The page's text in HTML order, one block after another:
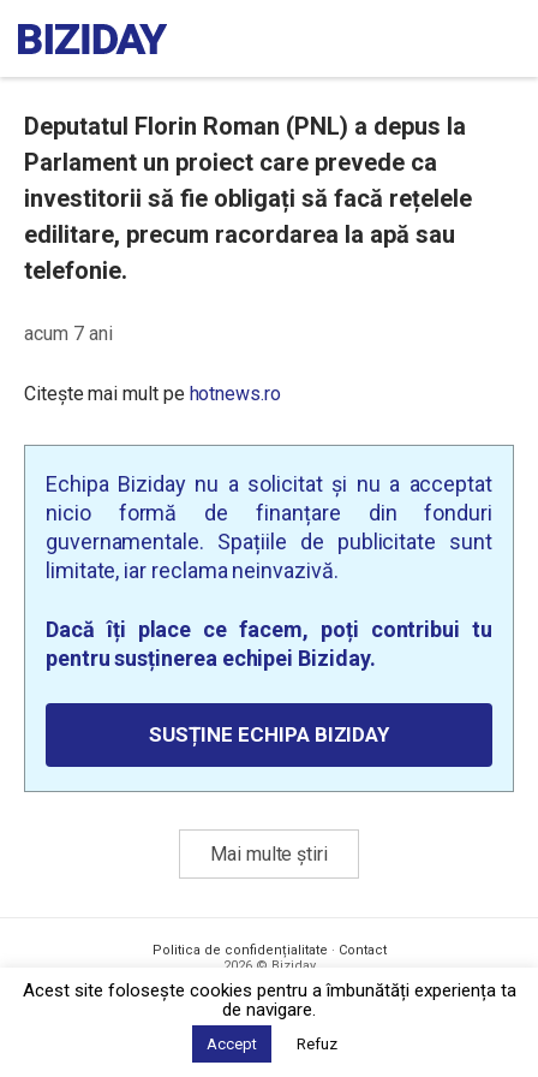
Deputatul Florin Roman (PNL) a depus la
Parlament un proiect care prevede ca
investitorii să fie obligați să facă rețelele
edilitare, precum racordarea la apă sau
telefonie.
acum 7 ani
Citește mai mult pe hotnews.ro
Echipa Biziday nu a solicitat și nu a acceptat
nicio formă de finanțare din fonduri
guvernamentale. Spațiile de publicitate sunt
limitate, iar reclama neinvazivă.
Dacă îți place ce facem, poți contribui tu
pentru susținerea echipei Biziday.
SUSȚINE ECHIPA BIZIDAY
Mai multe știri
Politica de confidențialitate · Contact
2026 © Biziday
Acest site foloseşte cookies pentru a îmbunătăți experiența ta
de navigare.
Accept Refuz